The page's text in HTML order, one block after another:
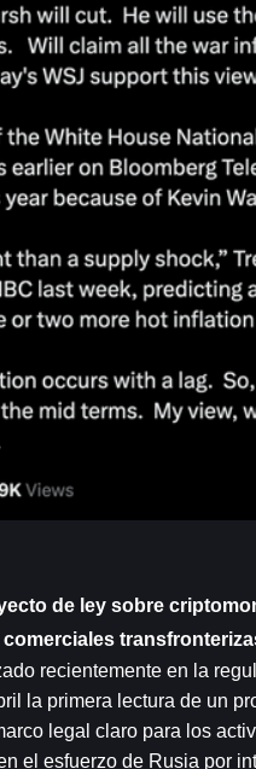
de ley sobre
recientemente en la
la primera lectura de un
legal claro para los
el esfuerzo de Rusia por